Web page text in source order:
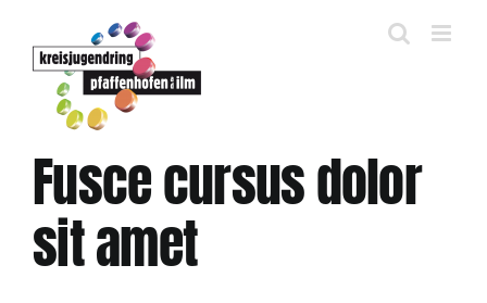
springen
Fusce cursus dolor
sit amet